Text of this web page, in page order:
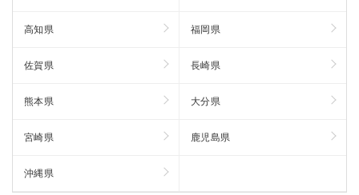
高知県 福岡県
佐賀県 長崎県
熊本県 大分県
宮崎県 鹿児島県
沖縄県